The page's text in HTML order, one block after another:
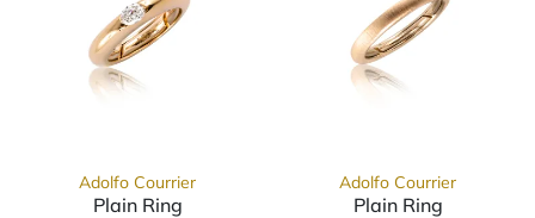
Adolfo Courrier
Plain Ring
Adolfo Courrier
Plain Ring